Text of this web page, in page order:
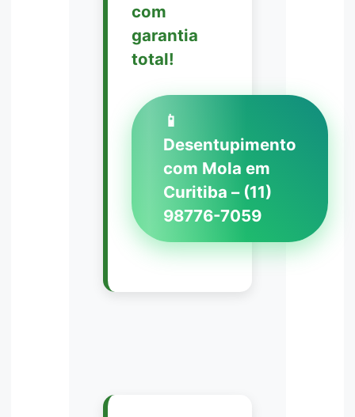
com
garantia
total!
📱
Desentupimento
com Mola em
Curitiba – (11)
98776-7059